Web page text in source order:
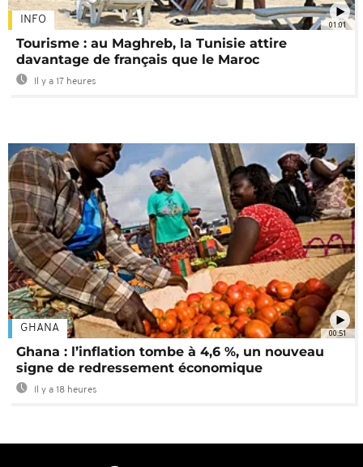
01:01
INFO
Tourisme : au Maghreb, la Tunisie attire
davantage de français que le Maroc
Il y a 17 heures
00:51
GHANA
Ghana : l’inflation tombe à 4,6 %, un nouveau
signe de redressement économique
Il y a 18 heures